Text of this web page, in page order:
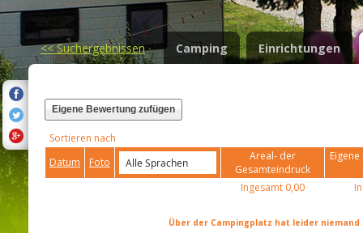
<<Suchergebnissen Camping Einrichtungen
Eigene Bewertung zufügen
Sortieren nach
Datum
Foto
Areal- der
Gesamteindruck
Ingesamt 0,00
Über der Campingplatz hat leider